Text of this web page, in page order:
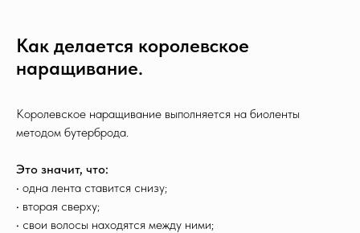
Как делается королевское
наращивание.
Королевское наращивание выполняется на биоленты
методом бутерброда.
Это значит, что:
• одна лента ставится снизу;
• вторая сверху;
• свои волосы находятся между ними;